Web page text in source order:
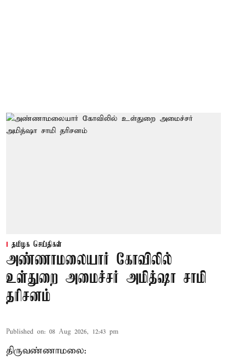
தமிழக செய்திகள்
அண்ணாமலையார் கோவிலில்
உள்துறை அமைச்சர் அமித்ஷா சாமி
தரிசனம்
Published on: 08 Aug 2026, 12:43 pm
திருவண்ணாமலை: